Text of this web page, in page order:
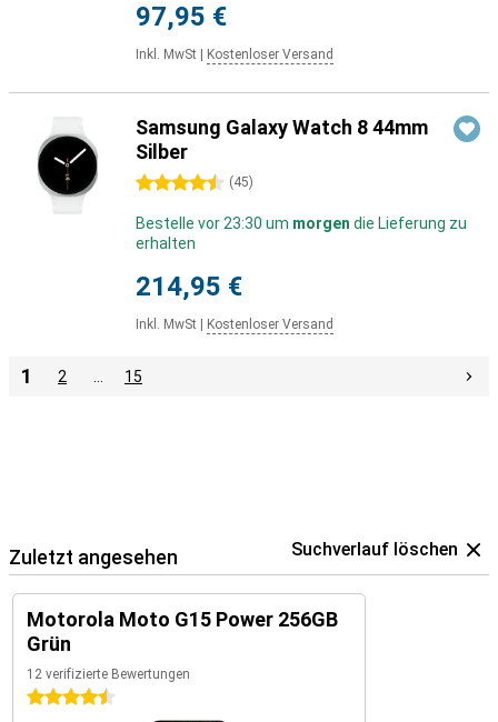
97,95 €
Inkl. MwSt Kostenloser Versand
Samsung Galaxy Watch 8 44mm
Silber
4.5 Sterne (45)
Bestelle vor 23:30 um morgen die Lieferung zu
erhalten
214,95 €
Inkl. MwSt Kostenloser Versand
1 2 15
Zuletzt angesehen Suchverlauf löschen
Motorola Moto G15 Power 256GB
Grün
12 verifizierte Bewertungen
4.5 Sterne